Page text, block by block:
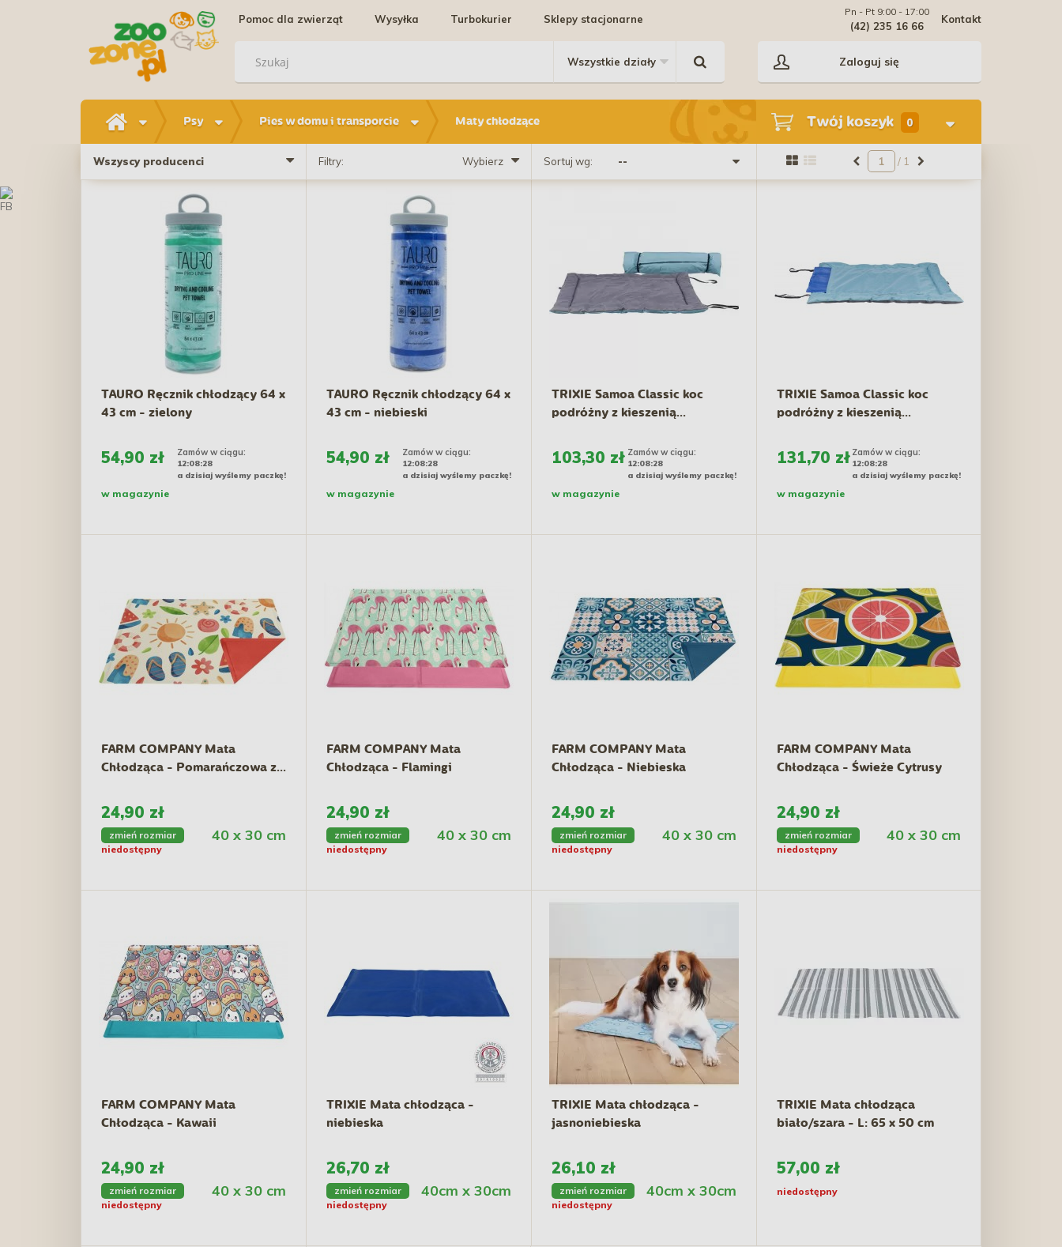
Pomoc dla zwierząt Wysyłka Turbokurier Sklepy stacjonarne Kontakt
Pn - Pt 9:00 - 17:00
(42) 235 16 66
Zaloguj się
Psy Pies w domu i transporcie Maty chłodzące Twój koszyk 0
Wszyscy producenci Filtry: Wybierz Sortuj wg: / 1
TAURO Ręcznik chłodzący 64 x
43 cm - zielony
54,90 zł Zamów w ciągu:
12:08:27
a dzisiaj wyślemy paczkę!
w magazynie
TAURO Ręcznik chłodzący 64 x
43 cm - niebieski
54,90 zł Zamów w ciągu:
12:08:27
a dzisiaj wyślemy paczkę!
w magazynie
TRIXIE Samoa Classic koc
podróżny z kieszenią...
103,30 zł Zamów w ciągu:
12:08:27
a dzisiaj wyślemy paczkę!
w magazynie
TRIXIE Samoa Classic koc
podróżny z kieszenią...
131,70 zł Zamów w ciągu:
12:08:27
a dzisiaj wyślemy paczkę!
w magazynie
FARM COMPANY Mata
Chłodząca - Pomarańczowa z...
24,90 zł
zmień rozmiar 40 x 30 cm
niedostępny
FARM COMPANY Mata
Chłodząca - Flamingi
24,90 zł
zmień rozmiar 40 x 30 cm
niedostępny
FARM COMPANY Mata
Chłodząca - Niebieska
24,90 zł
zmień rozmiar 40 x 30 cm
niedostępny
FARM COMPANY Mata
Chłodząca - Świeże Cytrusy
24,90 zł
zmień rozmiar 40 x 30 cm
niedostępny
FARM COMPANY Mata
Chłodząca - Kawaii
24,90 zł
zmień rozmiar 40 x 30 cm
niedostępny
TRIXIE Mata chłodząca -
niebieska
26,70 zł
zmień rozmiar 40cm x 30cm
niedostępny
TRIXIE Mata chłodząca -
jasnoniebieska
26,10 zł
zmień rozmiar 40cm x 30cm
niedostępny
TRIXIE Mata chłodząca
biało/szara - L: 65 x 50 cm
57,00 zł
niedostępny